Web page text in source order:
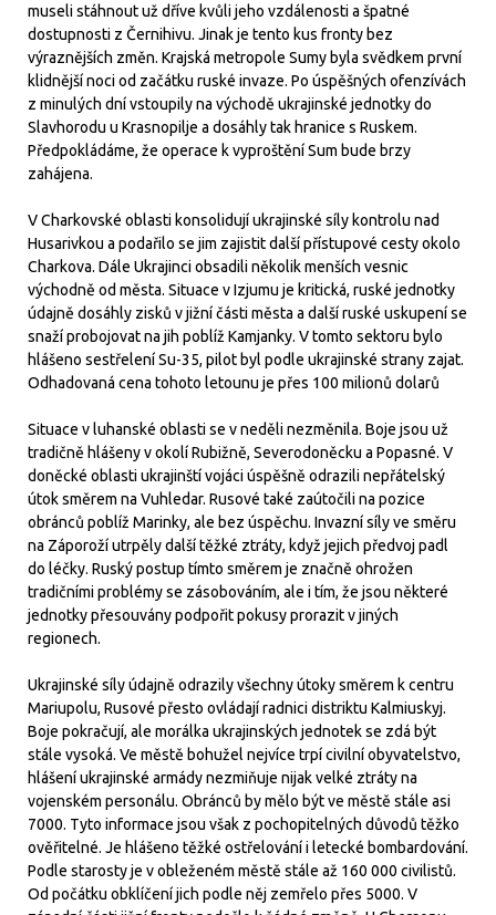
museli stáhnout už dříve kvůli jeho vzdálenosti a špatné
dostupnosti z Černihivu. Jinak je tento kus fronty bez
výraznějších změn. Krajská metropole Sumy byla svědkem první
klidnější noci od začátku ruské invaze. Po úspěšných ofenzívách
z minulých dní vstoupily na východě ukrajinské jednotky do
Slavhorodu u Krasnopilje a dosáhly tak hranice s Ruskem.
Předpokládáme, že operace k vyproštění Sum bude brzy
zahájena.
V Charkovské oblasti konsolidují ukrajinské síly kontrolu nad
Husarivkou a podařilo se jim zajistit další přístupové cesty okolo
Charkova. Dále Ukrajinci obsadili několik menších vesnic
východně od města. Situace v Izjumu je kritická, ruské jednotky
údajně dosáhly zisků v jižní části města a další ruské uskupení se
snaží probojovat na jih poblíž Kamjanky. V tomto sektoru bylo
hlášeno sestřelení Su-35, pilot byl podle ukrajinské strany zajat.
Odhadovaná cena tohoto letounu je přes 100 milionů dolarů
Situace v luhanské oblasti se v neděli nezměnila. Boje jsou už
tradičně hlášeny v okolí Rubižně, Severodoněcku a Popasné. V
doněcké oblasti ukrajinští vojáci úspěšně odrazili nepřátelský
útok směrem na Vuhledar. Rusové také zaútočili na pozice
obránců poblíž Marinky, ale bez úspěchu. Invazní síly ve směru
na Záporoží utrpěly další těžké ztráty, když jejich předvoj padl
do léčky. Ruský postup tímto směrem je značně ohrožen
tradičními problémy se zásobováním, ale i tím, že jsou některé
jednotky přesouvány podpořit pokusy prorazit v jiných
regionech.
Ukrajinské síly údajně odrazily všechny útoky směrem k centru
Mariupolu, Rusové přesto ovládají radnici distriktu Kalmiuskyj.
Boje pokračují, ale morálka ukrajinských jednotek se zdá být
stále vysoká. Ve městě bohužel nejvíce trpí civilní obyvatelstvo,
hlášení ukrajinské armády nezmiňuje nijak velké ztráty na
vojenském personálu. Obránců by mělo být ve městě stále asi
7000. Tyto informace jsou však z pochopitelných důvodů těžko
ověřitelné. Je hlášeno těžké ostřelování i letecké bombardování.
Podle starosty je v obleženém městě stále až 160 000 civilistů.
Od počátku obklíčení jich podle něj zemřelo přes 5000. V